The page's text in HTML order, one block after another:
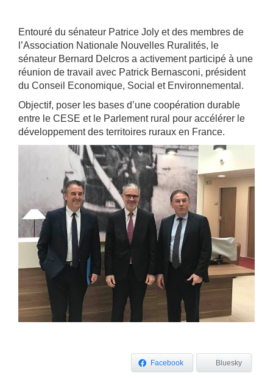
Entouré du sénateur Patrice Joly et des membres de
l’Association Nationale Nouvelles Ruralités, le
sénateur Bernard Delcros a activement participé à une
réunion de travail avec Patrick Bernasconi, président
du Conseil Economique, Social et Environnemental.
Objectif, poser les bases d’une coopération durable
entre le CESE et le Parlement rural pour accélérer le
développement des territoires ruraux en France.
Facebook Bluesky